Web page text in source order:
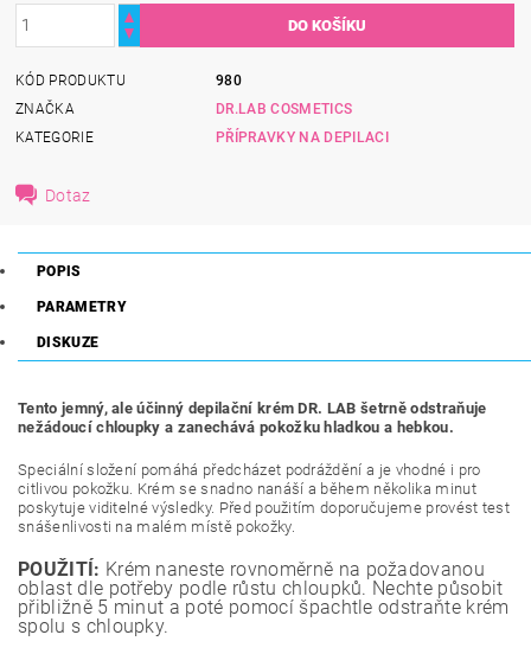
KÓD PRODUKTU
980
ZNAČKA
DR.LAB COSMETICS
KATEGORIE
PŘÍPRAVKY NA DEPILACI
Dotaz
POPIS
PARAMETRY
DISKUZE
Tento jemný, ale účinný depilační krém DR. LAB šetrně odstraňuje
nežádoucí chloupky a zanechává pokožku hladkou a hebkou.
Speciální složení pomáhá předcházet podráždění a je vhodné i pro
citlivou pokožku. Krém se snadno nanáší a během několika minut
poskytuje viditelné výsledky. Před použitím doporučujeme provést test
snášenlivosti na malém místě pokožky.
POUŽITÍ: Krém naneste rovnoměrně na požadovanou
oblast dle potřeby podle růstu chloupků. Nechte působit
přibližně 5 minut a poté pomocí špachtle odstraňte krém
spolu s chloupky.